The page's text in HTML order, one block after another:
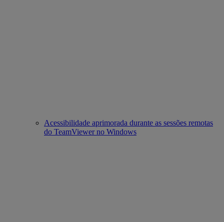
Acessibilidade aprimorada durante as sessões remotas
do TeamViewer no Windows